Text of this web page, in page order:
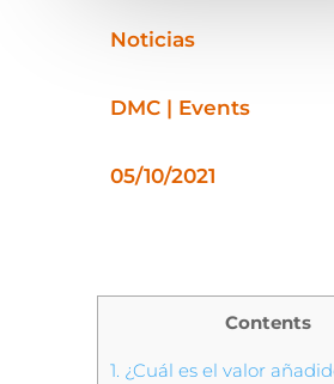
Noticias
DMC | Events
05/10/2021
Contents
1. ¿Cuál es el valor